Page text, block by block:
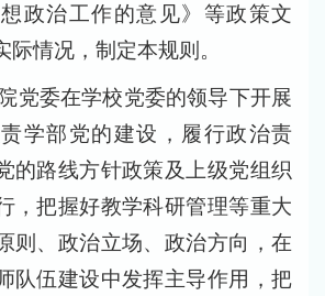
政治工作的意见》等政策文
情况，制定本规则。
党委在学校党委的领导下开展
学部党的建设，履行政治责
的路线方针政策及上级党组织
，把握好教学科研管理等重大
则、政治立场、政治方向，在
队伍建设中发挥主导作用，把